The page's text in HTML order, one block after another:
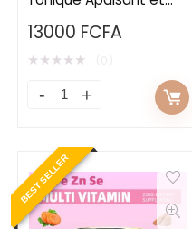
13000 FCFA
★★★★★
BEST SELLER